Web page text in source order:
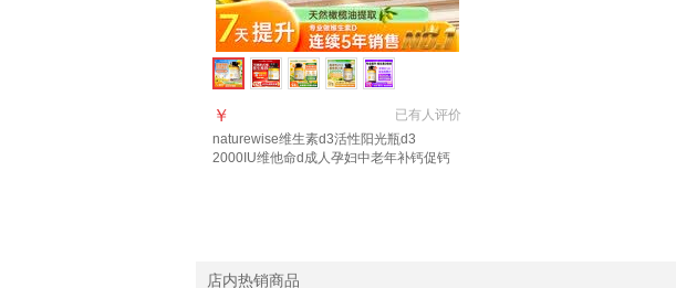
已有人评价
￥
naturewise维生素d3活性阳光瓶d3
2000IU维他命d成人孕妇中老年补钙促钙
店内热销商品